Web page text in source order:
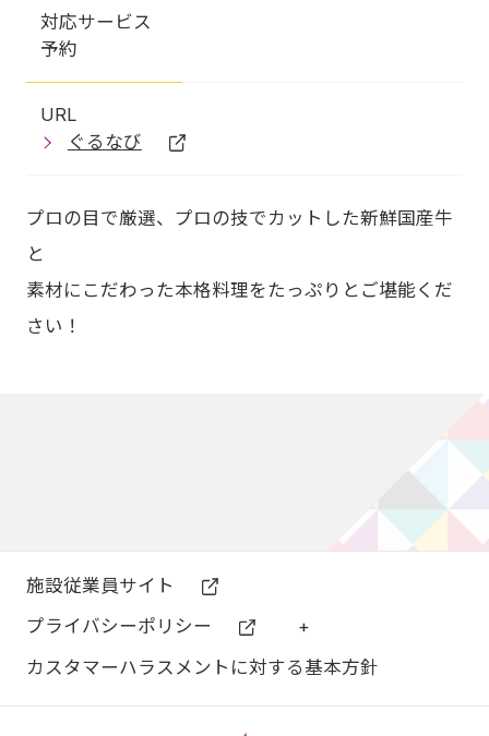
対応サービス
予約
URL
ぐるなび
プロの目で厳選、プロの技でカットした新鮮国産牛
と
素材にこだわった本格料理をたっぷりとご堪能くだ
さい！
施設従業員サイト
プライバシーポリシー
+
カスタマーハラスメントに対する基本方針